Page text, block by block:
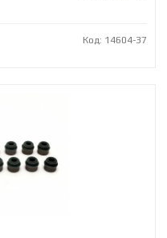
Код: 14604-37